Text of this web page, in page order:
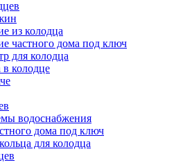
из колодца
частного дома под ключ
для колодца
в колодце
водоснабжения
дома под ключ
для колодца